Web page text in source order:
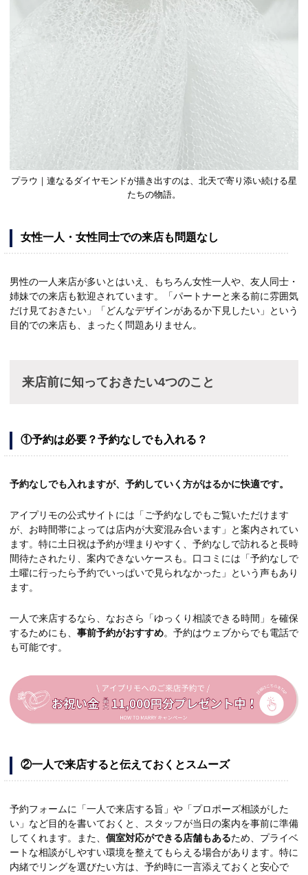
プラウ｜連なるダイヤモンドが描き出すのは、北天で寄り添い続ける星
たちの物語。
女性一人・女性同士での来店も問題なし
男性の一人来店が多いとはいえ、もちろん女性一人や、友人同士・
姉妹での来店も歓迎されています。「パートナーと来る前に雰囲気
だけ見ておきたい」「どんなデザインがあるか下見したい」という
目的での来店も、まったく問題ありません。
来店前に知っておきたい4つのこと
①予約は必要？予約なしでも入れる？
予約なしでも入れますが、予約していく方がはるかに快適です。
アイプリモの公式サイトには「ご予約なしでもご覧いただけます
が、お時間帯によっては店内が大変混み合います」と案内されてい
ます。特に土日祝は予約が埋まりやすく、予約なしで訪れると長時
間待たされたり、案内できないケースも。口コミには「予約なしで
土曜に行ったら予約でいっぱいで見られなかった」という声もあり
ます。
一人で来店するなら、なおさら「ゆっくり相談できる時間」を確保
するためにも、 事前予約がおすすめ。予約はウェブからでも電話で
も可能です。
②一人で来店すると伝えておくとスムーズ
予約フォームに「一人で来店する旨」や「プロポーズ相談がした
い」など目的を書いておくと、スタッフが当日の案内を事前に準備
してくれます。また、 個室対応ができる店舗もあるため、プライベ
ートな相談がしやすい環境を整えてもらえる場合があります。特に
内緒でリングを選びたい方は、予約時に一言添えておくと安心で